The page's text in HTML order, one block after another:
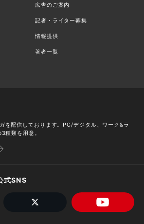
広告のご案内
記者・ライター募集
情報提供
著者一覧
を配信しております。PC/デジタル、ワーク&ラ
種類を用意。
式SNS